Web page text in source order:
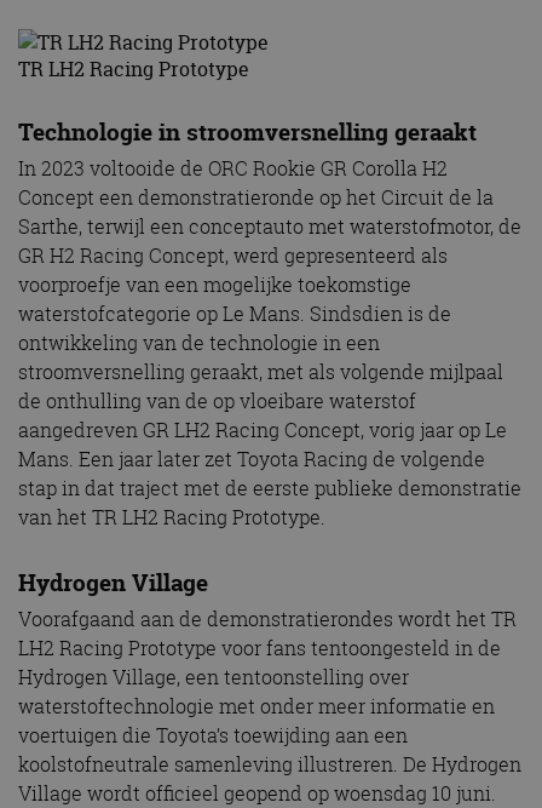
TR LH2 Racing Prototype
Technologie in stroomversnelling geraakt
In 2023 voltooide de ORC Rookie GR Corolla H2
Concept een demonstratieronde op het Circuit de la
Sarthe, terwijl een conceptauto met waterstofmotor, de
GR H2 Racing Concept, werd gepresenteerd als
voorproefje van een mogelijke toekomstige
waterstofcategorie op Le Mans. Sindsdien is de
ontwikkeling van de technologie in een
stroomversnelling geraakt, met als volgende mijlpaal
de onthulling van de op vloeibare waterstof
aangedreven GR LH2 Racing Concept, vorig jaar op Le
Mans. Een jaar later zet Toyota Racing de volgende
stap in dat traject met de eerste publieke demonstratie
van het TR LH2 Racing Prototype.
Hydrogen Village
Voorafgaand aan de demonstratierondes wordt het TR
LH2 Racing Prototype voor fans tentoongesteld in de
Hydrogen Village, een tentoonstelling over
waterstoftechnologie met onder meer informatie en
voertuigen die Toyota’s toewijding aan een
koolstofneutrale samenleving illustreren. De Hydrogen
Village wordt officieel geopend op woensdag 10 juni.